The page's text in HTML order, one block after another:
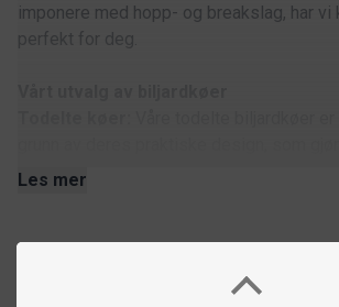
imponere med hopp- og breakslag, har
perfekt for deg.
transportere og oppbevare. Disse køene
Endelte køer:
perfekte for fritidsmiljøer og biljardhaller.
Les mer